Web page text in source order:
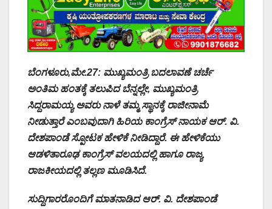
ಬೆಂಗಳೂರು,ಮೇ.27: ಮುಖ್ಯಮಂತ್ರಿ ಬದಲಾವಣೆ ಚರ್ಚೆ
ಅಂತಿಮ ಹಂತಕ್ಕೆ ತಲುಪಿದ ಬೆನ್ನಲ್ಲೇ, ಮುಖ್ಯಮಂತ್ರಿ
ಸಿದ್ದರಾಮಯ್ಯ ಅವರು ನಾಳೆ ತಮ್ಮ ಸ್ಥಾನಕ್ಕೆ ರಾಜೀನಾಮೆ
ನೀಡುತ್ತಾರೆ ಎಂಬವುದಾಗಿ ಹಿರಿಯ ಕಾಂಗ್ರೆಸ್ ನಾಯಕ ಆರ್. ವಿ.
ದೇಶಪಾಂಡೆ ಸ್ಪೋಟಕ ಹೇಳಿಕೆ ನೀಡಿದ್ದಾರೆ. ಈ ಹೇಳಿಕೆಯು
ಆಡಳಿತಾರೂಢ ಕಾಂಗ್ರೆಸ್ ವಲಯದಲ್ಲಿ ಹಾಗೂ ರಾಜ್ಯ
ರಾಜಕೀಯದಲ್ಲಿ ತಲ್ಲಣ ಮೂಡಿಸಿದೆ.
ಸುದ್ದಿಗಾರರೊಂದಿಗೆ ಮಾತನಾಡಿದ ಆರ್. ವಿ. ದೇಶಪಾಂಡೆ